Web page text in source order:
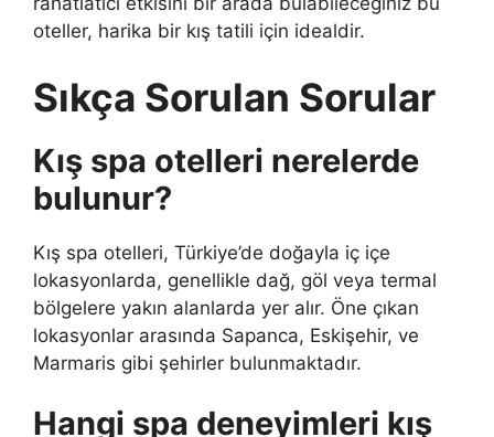
oteller, harika bir kış tatili için idealdir.
Sıkça Sorulan Sorular
Kış spa otelleri nerelerde
bulunur?
Kış spa otelleri, Türkiye’de doğayla iç içe
lokasyonlarda, genellikle dağ, göl veya termal
bölgelere yakın alanlarda yer alır. Öne çıkan
lokasyonlar arasında Sapanca, Eskişehir, ve
Marmaris gibi şehirler bulunmaktadır.
Hangi spa deneyimleri kış